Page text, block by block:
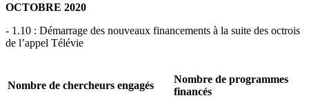
OCTOBRE 2020
- 1.10 : Démarrage des nouveaux financements à la suite des octrois
de l’appel Télévie
Nombre de chercheurs engagés
Nombre de programmes
financés